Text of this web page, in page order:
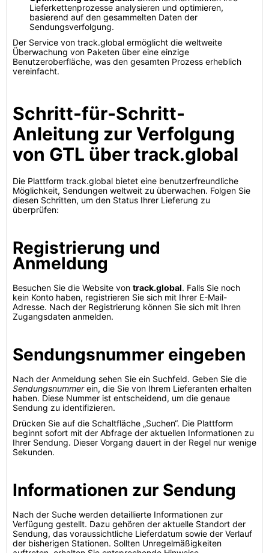
Lieferkettenprozesse analysieren und optimieren,
basierend auf den gesammelten Daten der
Sendungsverfolgung.
Der Service von track.global ermöglicht die weltweite
Überwachung von Paketen über eine einzige
Benutzeroberfläche, was den gesamten Prozess erheblich
vereinfacht.
Schritt-für-Schritt-
Anleitung zur Verfolgung
von GTL über track.global
Die Plattform track.global bietet eine benutzerfreundliche
Möglichkeit, Sendungen weltweit zu überwachen. Folgen Sie
diesen Schritten, um den Status Ihrer Lieferung zu
überprüfen:
Registrierung und
Anmeldung
Besuchen Sie die Website von track.global. Falls Sie noch
kein Konto haben, registrieren Sie sich mit Ihrer E-Mail-
Adresse. Nach der Registrierung können Sie sich mit Ihren
Zugangsdaten anmelden.
Sendungsnummer eingeben
Nach der Anmeldung sehen Sie ein Suchfeld. Geben Sie die
Sendungsnummerein, die Sie von Ihrem Lieferanten erhalten
haben. Diese Nummer ist entscheidend, um die genaue
Sendung zu identifizieren.
Drücken Sie auf die Schaltfläche „Suchen“. Die Plattform
beginnt sofort mit der Abfrage der aktuellen Informationen zu
Ihrer Sendung. Dieser Vorgang dauert in der Regel nur wenige
Sekunden.
Informationen zur Sendung
Nach der Suche werden detaillierte Informationen zur
Verfügung gestellt. Dazu gehören der aktuelle Standort der
Sendung, das voraussichtliche Lieferdatum sowie der Verlauf
der bisherigen Stationen. Sollten Unregelmäßigkeiten